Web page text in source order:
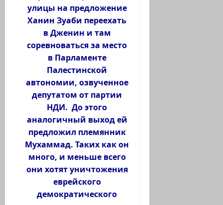
улицы на предложение
Ханин Зуаби переехать
в Дженин и там
соревноваться за место
в Парламенте
Палестинской
автономии, озвученное
депутатом от партии
НДИ. До этого
аналогичный выход ей
предложил племянник
Мухаммад. Таких как он
много, и меньше всего
они хотят уничтожения
еврейского
демократического